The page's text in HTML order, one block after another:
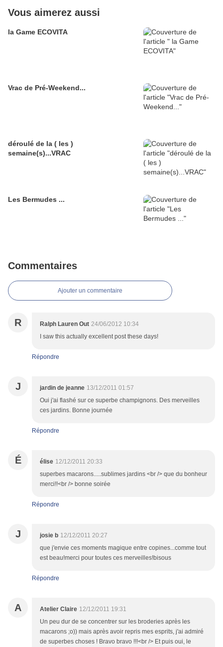
Vous aimerez aussi
la Game ECOVITA
Vrac de Pré-Weekend...
déroulé de la ( les )
semaine(s)...VRAC
Les Bermudes ...
Commentaires
Ajouter un commentaire
R Ralph Lauren Out 24/06/2012 10:34
I saw this actually excellent post these days!
Répondre
J jardin de jeanne 13/12/2011 01:57
Oui j'ai flashé sur ce superbe champignons. Des merveilles
ces jardins. Bonne journée
Répondre
É élise 12/12/2011 20:33
superbes macarons.....sublimes jardins <br /> que du bonheur
merci!!<br /> bonne soirée
Répondre
J josie b 12/12/2011 20:27
que j'envie ces moments magique entre copines...comme tout
est beau!merci pour toutes ces merveilles!bisous
Répondre
A Atelier Claire 12/12/2011 19:31
Un peu dur de se concentrer sur les broderies après les
macarons ;o)) mais après avoir repris mes esprits, j'ai admiré
de superbes choses ! Bravo bravo !!!<br /> Et puis oui, le